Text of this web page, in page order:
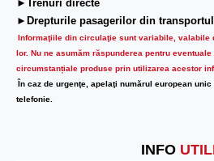
►Trenuri directe
►Drepturile pasagerilor din
Informaţiile din circulaţie sunt variabile,
lor. Nu ne asumăm răspunderea pentru
circumstanțiale produse prin utilizarea acestor
În caz de urgenţe, apelaţi numărul european
telefonie.
INFO